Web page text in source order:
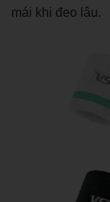
mái khi đeo lâu.